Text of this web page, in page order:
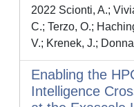
2022 Scionti, A.;
C.; Terzo, O.;
V.; Krenek, J.;
Enabling the
Intelligence